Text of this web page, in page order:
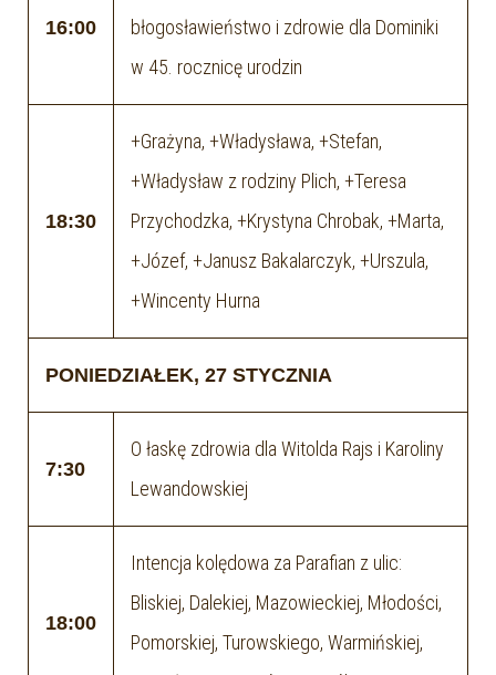
16:00
błogosławieństwo i zdrowie dla Dominiki
w 45. rocznicę urodzin
18:30
+Grażyna, +Władysława, +Stefan,
+Władysław z rodziny Plich, +Teresa
Przychodzka, +Krystyna Chrobak, +Marta,
+Józef, +Janusz Bakalarczyk, +Urszula,
+Wincenty Hurna
PONIEDZIAŁEK, 27 STYCZNIA
7:30
O łaskę zdrowia dla Witolda Rajs i Karoliny
Lewandowskiej
18:00
Intencja kolędowa za Parafian z ulic:
Bliskiej, Dalekiej, Mazowieckiej, Młodości,
Pomorskiej, Turowskiego, Warmińskiej,